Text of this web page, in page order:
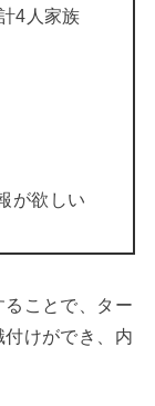
4人家族
が欲しい
ことで、ター
けができ、内